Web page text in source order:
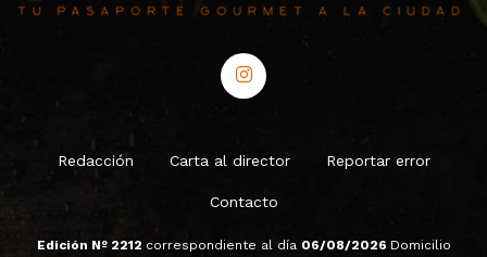
Redacción Carta al director Reportar error
Contacto
Edición Nº 2212 correspondiente al día 06/08/2026 Domicilio